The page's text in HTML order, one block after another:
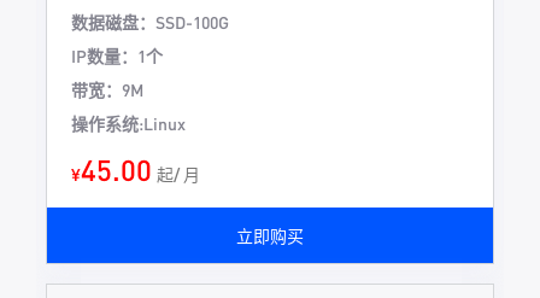
数据磁盘：SSD-100G
IP数量：1个
带宽：9M
操作系统:Linux
¥45.00 起/ 月
立即购买